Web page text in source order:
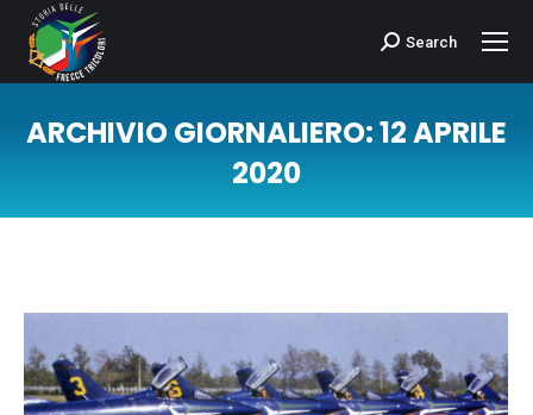
Cerca:Search
ARCHIVIO GIORNALIERO:12 APRILE
2020